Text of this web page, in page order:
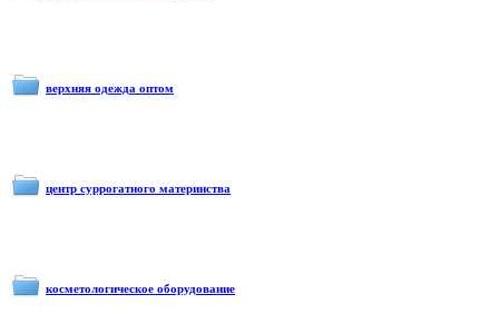
верхняя одежда оптом
центр суррогатного материнства
косметологическое оборудование